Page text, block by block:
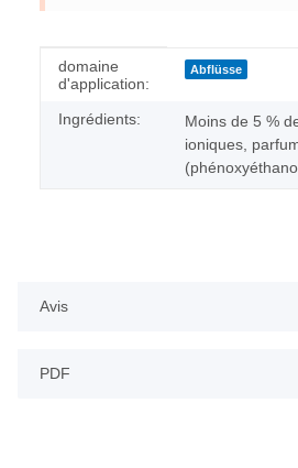
#productDetails.itemValue#
domaine
d'application:
Abflüsse
Ingrédients:
Moins de 5 %
ioniques,
Avis
PDF